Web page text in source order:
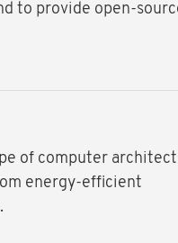
to provide open-
of computer
energy-efficient